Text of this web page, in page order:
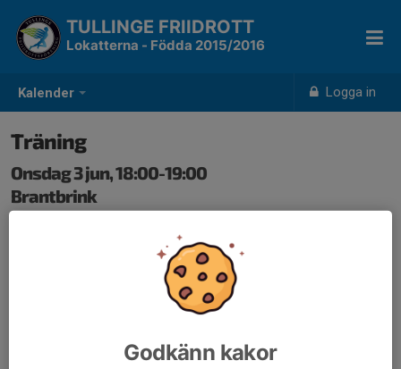
Kalender Logga in
TULLINGE FRIIDROTT
Lokatterna - Födda 2015/2016
Träning
Onsdag 3 jun, 18:00-19:00
Brantbrink
Kläder efter väder. Glöm inte vattenflaska
Godkänn kakor